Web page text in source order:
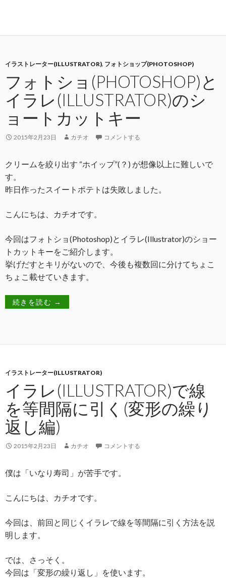
イラストレーター(ILLUSTRATOR), フォトショップ(PHOTOSHOP)
フォトショ(PHOTOSHOP)と
イラレ(ILLUSTRATOR)のシ
ョートカットキー
2015年2月23日 カチオ コメントする
クリームを絞り出す “ホイップ”(？) が想像以上に難しいで
す。
昨日作ったスイートポテトは失敗しました。
こんにちは、カチオです。
今回はフォトショ(Photoshop)とイラレ(Illustrator)のショー
トカットキーをご紹介します。
挙げだすとキリがないので、今後も複数回に分けてちょこ
ちょこ載せていきます。
続きを読む →
イラストレーター(ILLUSTRATOR)
イラレ(ILLUSTRATOR)で線
を等間隔に引く(変形の繰り
返し編)
2015年2月23日 カチオ コメントする
僕は「いなり寿司」が苦手です。
こんにちは、カチオです。
今回は、前回と同じくイラレで線を等間隔に引く方法を説
明します。
では、さっそく。
今回は「変形の繰り返し」を使います。